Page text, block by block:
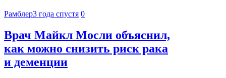
Рамблер3 года спустя 0
Врач Майкл Мосли объяснил,
как можно снизить риск рака
и деменции